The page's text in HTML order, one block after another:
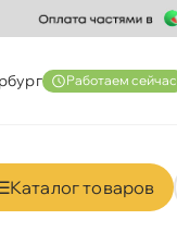
Работаем сейчас
Каталог товаро